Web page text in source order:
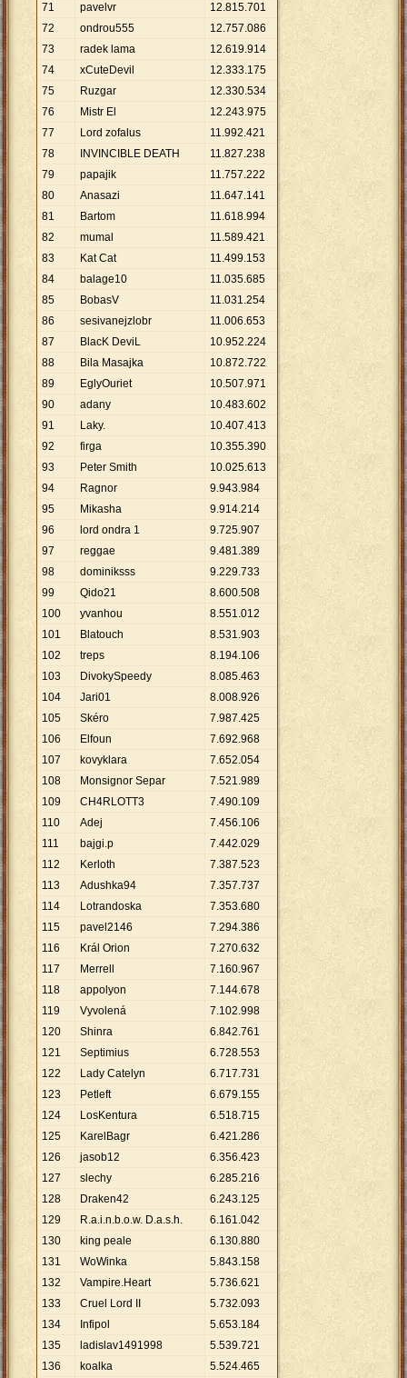
71
pavelvr 12.815.701
72
ondrou555 12.757.086
73
radek lama 12.619.914
74
xCuteDevil 12.333.175
75
Ruzgar 12.330.534
76
Mistr El 12.243.975
77
Lord zofalus 11.992.421
78
INVINCIBLE DEATH 11.827.238
79
papajik 11.757.222
80
Anasazi 11.647.141
81
Bartom 11.618.994
82
mumal 11.589.421
83
Kat Cat 11.499.153
84
balage10 11.035.685
85
BobasV 11.031.254
86
sesivanejzlobr 11.006.653
87
BlacK DeviL 10.952.224
88
Bila Masajka 10.872.722
89
EglyOuriet 10.507.971
90
adany 10.483.602
91
Laky. 10.407.413
92
firga 10.355.390
93
Peter Smith 10.025.613
94
Ragnor 9.943.984
95
Mikasha 9.914.214
96
lord ondra 1 9.725.907
97
reggae 9.481.389
98
dominiksss 9.229.733
99
Qido21 8.600.508
100
yvanhou 8.551.012
101
Blatouch 8.531.903
102
treps 8.194.106
103
DivokySpeedy 8.085.463
104
Jari01 8.008.926
105
Skéro 7.987.425
106
Elfoun 7.692.968
107
kovyklara 7.652.054
108
Monsignor Separ 7.521.989
109
CH4RLOTT3 7.490.109
110
Adej 7.456.106
111
bajgi.p 7.442.029
112
Kerloth 7.387.523
113
Adushka94 7.357.737
114
Lotrandoska 7.353.680
115
pavel2146 7.294.386
116
Král Orion 7.270.632
117
Merrell 7.160.967
118
appolyon 7.144.678
119
Vyvolená 7.102.998
120
Shinra 6.842.761
121
Septimius 6.728.553
122
Lady Catelyn 6.717.731
123
Petleft 6.679.155
124
LosKentura 6.518.715
125
KarelBagr 6.421.286
126
jasob12 6.356.423
127
slechy 6.285.216
128
Draken42 6.243.125
129
R.a.i.n.b.o.w. D.a.s.h. 6.161.042
130
king peale 6.130.880
131
WoWinka 5.843.158
132
Vampire.Heart 5.736.621
133
Cruel Lord II 5.732.093
134
Infipol 5.653.184
135
ladislav1491998 5.539.721
136
koalka 5.524.465